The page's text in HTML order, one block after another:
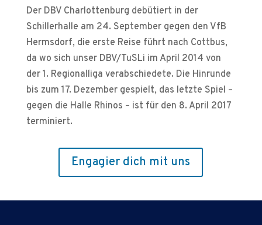
Der DBV Charlottenburg debütiert in der
Schillerhalle am 24. September gegen den VfB
Hermsdorf, die erste Reise führt nach Cottbus,
da wo sich unser DBV/TuSLi im April 2014 von
der 1. Regionalliga verabschiedete. Die Hinrunde
bis zum 17. Dezember gespielt, das letzte Spiel –
gegen die Halle Rhinos – ist für den 8. April 2017
terminiert.
Engagier dich mit uns